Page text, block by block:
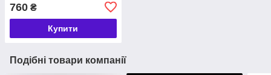
760 ₴
Купити
Подібні товари компанії